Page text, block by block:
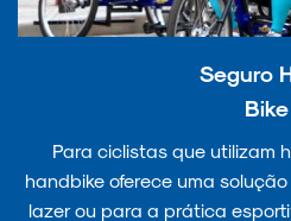
Seguro
Bike
Para ciclistas que utilizam
handbike oferece uma
lazer ou para a prática